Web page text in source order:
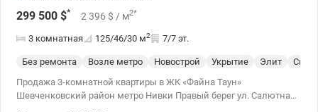
299 500 $* 2 396 $ / м2*
3 комнатная 125/46/30 м2 7/7 эт.
Без ремонта Возле метро Новострой Укрытие Элит
Продажа 3-комнатной квартиры в ЖК «Файна Таун»
Шевченковский район метро Нивки Правый берег ул. Салютная,